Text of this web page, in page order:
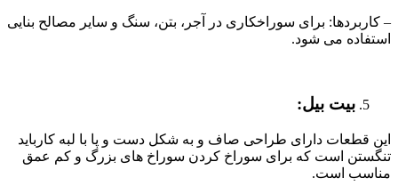
– کاربردها: برای سوراخکاری در آجر، بتن، سنگ و سایر مصالح بنایی
استفاده می شود.
بیت بیل:
این قطعات دارای طراحی صاف و به شکل دست و پا با لبه کارباید
تنگستن است که برای سوراخ کردن سوراخ های بزرگ و کم عمق
مناسب است.